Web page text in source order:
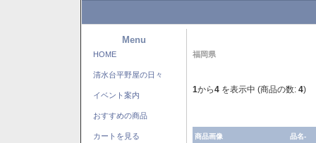
Menu
HOME
清水台平野屋の日々
イベント案内
おすすめの商品
カートを見る
福岡県
1から4 を表示中 (商品の数: 4)
商品画像 品名-